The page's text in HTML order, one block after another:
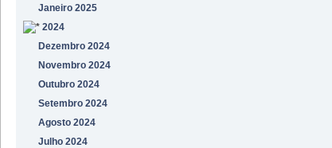
Janeiro 2025
2024
Dezembro 2024
Novembro 2024
Outubro 2024
Setembro 2024
Agosto 2024
Julho 2024